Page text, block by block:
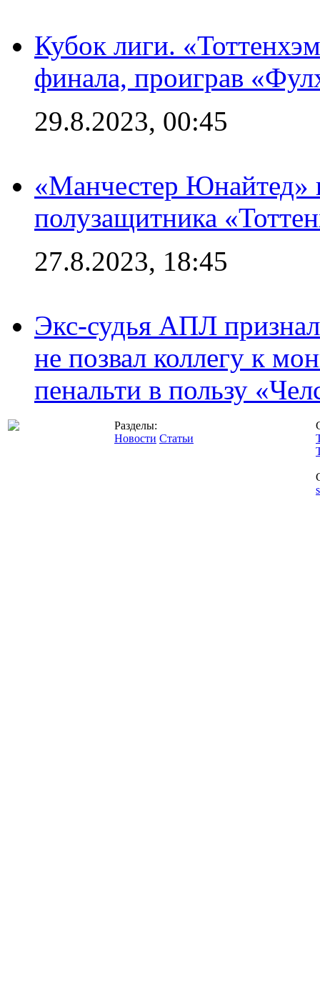
Кубок лиги.
финала, проиграв
29.8.2023, 00:45
«Манчестер Юнайтед»
полузащитника
27.8.2023, 18:45
Экс-судья АПЛ
не позвал коллегу к
пенальти в пользу
Разделы:
Новости Статьи